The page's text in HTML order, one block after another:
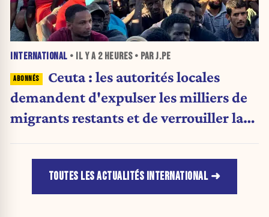
INTERNATIONAL • IL Y A 2 HEURES• PAR J.PE
Ceuta : les autorités locales
demandent d'expulser les milliers de
migrants restants et de verrouiller la
TOUTES LES ACTUALITÉS INTERNATIONAL